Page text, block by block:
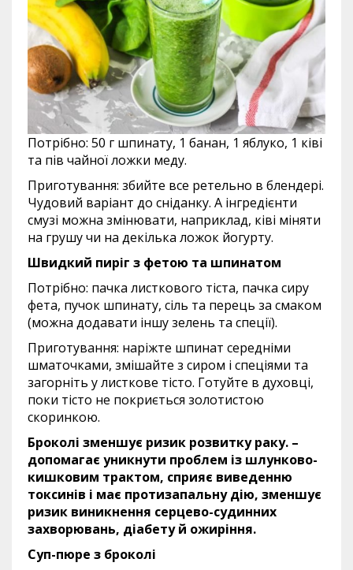
Потрібно: 50 г шпинату, 1 банан, 1 яблуко, 1 ківі
та пів чайної ложки меду.
Приготування: збийте все ретельно в блендері.
Чудовий варіант до сніданку. А інгредієнти
смузі можна змінювати, наприклад, ківі міняти
на грушу чи на декілька ложок йогурту.
Швидкий пиріг з фетою та шпинатом
Потрібно: пачка листкового тіста, пачка сиру
фета, пучок шпинату, сіль та перець за смаком
(можна додавати іншу зелень та спеції).
Приготування: наріжте шпинат середніми
шматочками, змішайте з сиром і спеціями та
загорніть у листкове тісто. Готуйте в духовці,
поки тісто не покриється золотистою
скоринкою.
Броколі зменшує ризик розвитку раку. –
допомагає уникнути проблем із шлунково-
кишковим трактом, сприяє виведенню
токсинів і має протизапальну дію, зменшує
ризик виникнення серцево-судинних
захворювань, діабету й ожиріння.
Суп-пюре з броколі